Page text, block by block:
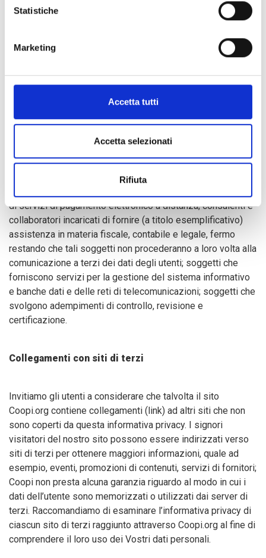
Statistiche
Marketing
Accetta tutti
Accetta selezionati
Rifiuta
accessi non autorizzati.
Comunicazione dei dati a terzi
obblighi di legge, Coopi comunicherà i dati personali forniti
dai signori visitatori con attenzione solo a fornitori
opportunamente nominati Responsabili Esterni del
trattamento, quali: partner commerciali e operativi, incaricati
delle attività di logistica, spedizione; istituti bancari, per la
di servizi di pagamento elettronico a distanza; consulenti e
collaboratori incaricati di fornire (a titolo esemplificativo)
assistenza in materia fiscale, contabile e legale, fermo
restando che tali soggetti non procederanno a loro volta alla
comunicazione a terzi dei dati degli utenti; soggetti che
forniscono servizi per la gestione del sistema informativo
e banche dati e delle reti di telecomunicazioni; soggetti che
svolgono adempimenti di controllo, revisione e
certificazione.
Collegamenti con siti di terzi
Invitiamo gli utenti a considerare che talvolta il sito
Coopi.org contiene collegamenti (link) ad altri siti che non
sono coperti da questa informativa privacy. I signori
visitatori del nostro sito possono essere indirizzati verso
siti di terzi per ottenere maggiori informazioni, quale ad
esempio, eventi, promozioni di contenuti, servizi di fornitori;
Coopi non presta alcuna garanzia riguardo al modo in cui i
dati dell’utente sono memorizzati o utilizzati dai server di
terzi. Raccomandiamo di esaminare l’informativa privacy di
ciascun sito di terzi raggiunto attraverso Coopi.org al fine di
comprendere il loro uso dei Vostri dati personali.